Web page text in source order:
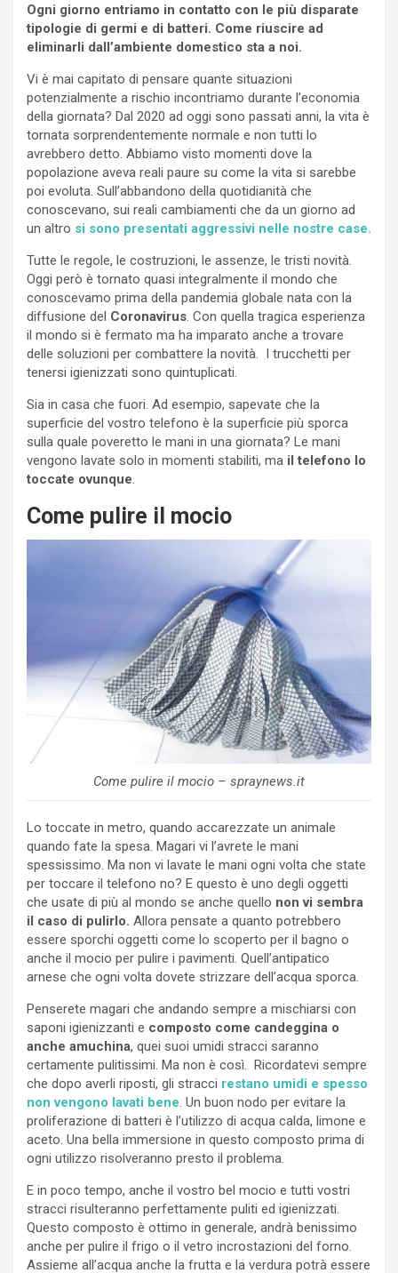
Ogni giorno entriamo in contatto con le più disparate
tipologie di germi e di batteri. Come riuscire ad
eliminarli dall’ambiente domestico sta a noi.
Vi è mai capitato di pensare quante situazioni
potenzialmente a rischio incontriamo durante l’economia
della giornata? Dal 2020 ad oggi sono passati anni, la vita è
tornata sorprendentemente normale e non tutti lo
avrebbero detto. Abbiamo visto momenti dove la
popolazione aveva reali paure su come la vita si sarebbe
poi evoluta. Sull’abbandono della quotidianità che
conoscevano, sui reali cambiamenti che da un giorno ad
un altro si sono presentati aggressivi nelle nostre case.
Tutte le regole, le costruzioni, le assenze, le tristi novità.
Oggi però è tornato quasi integralmente il mondo che
conoscevamo prima della pandemia globale nata con la
diffusione del Coronavirus. Con quella tragica esperienza
il mondo si è fermato ma ha imparato anche a trovare
delle soluzioni per combattere la novità. I trucchetti per
tenersi igienizzati sono quintuplicati.
Sia in casa che fuori. Ad esempio, sapevate che la
superficie del vostro telefono è la superficie più sporca
sulla quale poveretto le mani in una giornata? Le mani
vengono lavate solo in momenti stabiliti, ma il telefono lo
toccate ovunque.
Come pulire il mocio
Come pulire il mocio – spraynews.it
Lo toccate in metro, quando accarezzate un animale
quando fate la spesa. Magari vi l’avrete le mani
spessissimo. Ma non vi lavate le mani ogni volta che state
per toccare il telefono no? E questo è uno degli oggetti
che usate di più al mondo se anche quello non vi sembra
il caso di pulirlo. Allora pensate a quanto potrebbero
essere sporchi oggetti come lo scoperto per il bagno o
anche il mocio per pulire i pavimenti. Quell’antipatico
arnese che ogni volta dovete strizzare dell’acqua sporca.
Penserete magari che andando sempre a mischiarsi con
saponi igienizzanti e composto come candeggina o
anche amuchina, quei suoi umidi stracci saranno
certamente pulitissimi. Ma non è così. Ricordatevi sempre
che dopo averli riposti, gli stracci restano umidi e spesso
non vengono lavati bene. Un buon nodo per evitare la
proliferazione di batteri è l’utilizzo di acqua calda, limone e
aceto. Una bella immersione in questo composto prima di
ogni utilizzo risolveranno presto il problema.
E in poco tempo, anche il vostro bel mocio e tutti vostri
stracci risulteranno perfettamente puliti ed igienizzati.
Questo composto è ottimo in generale, andrà benissimo
anche per pulire il frigo o il vetro incrostazioni del forno.
Assieme all’acqua anche la frutta e la verdura potrà essere